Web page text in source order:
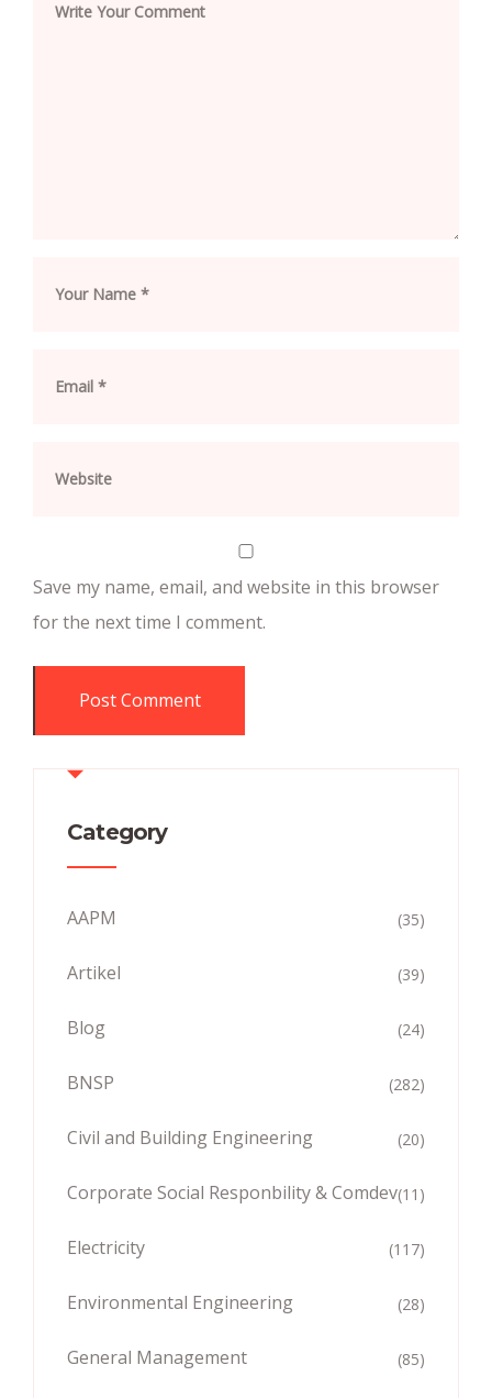
Save my name, email, and website in this browser
for the next time I comment.
Category
AAPM (35)
Artikel (39)
Blog (24)
BNSP (282)
Civil and Building Engineering (20)
Corporate Social Responbility & Comdev(11)
Electricity (117)
Environmental Engineering (28)
General Management (85)